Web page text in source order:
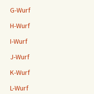
G-Wurf
H-Wurf
I-Wurf
J-Wurf
K-Wurf
L-Wurf